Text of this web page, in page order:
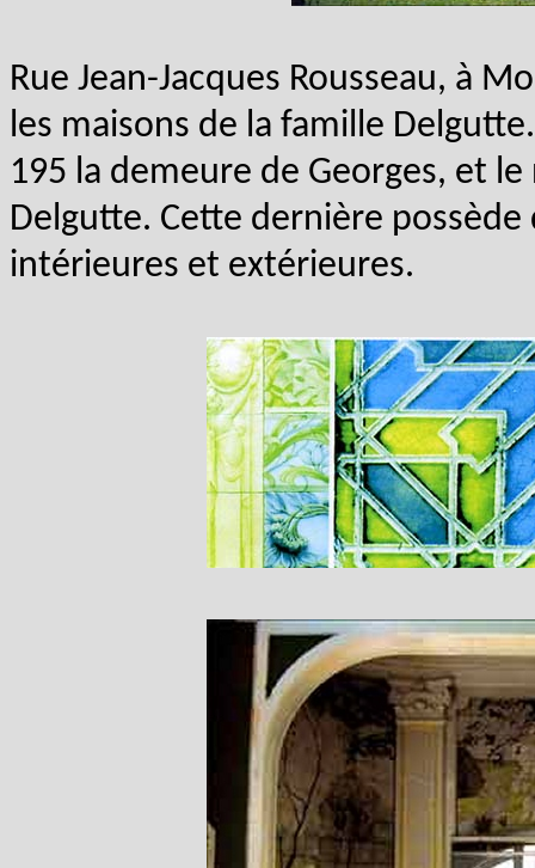
Rue Jean-Jacques Rousseau, à
les maisons de la famille
195 la demeure de Georges, et
Delgutte. Cette dernière
intérieures et extérieures.